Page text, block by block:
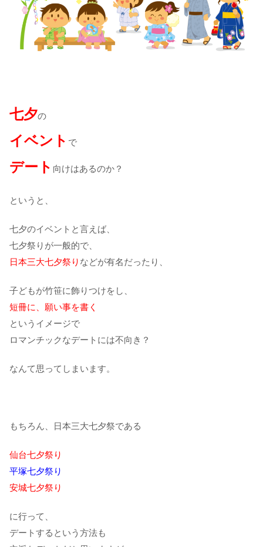
七夕の
イベント で
デート 向けはあるのか？
というと、
七夕のイベントと言えば、
七夕祭りが一般的で、
日本三大七夕祭り などが有名だったり、
子どもが竹笹に飾りつけをし、
短冊に、願い事を書く
というイメージで
ロマンチックなデートには不向き？
なんて思ってしまいます。
もちろん、日本三大七夕祭である
仙台七夕祭り
平塚七夕祭り
安城七夕祭り
に行って、
デートするという方法も